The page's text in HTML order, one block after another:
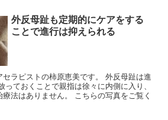
外反母趾も定期的にケアをする
ことで進行は抑えられる
セラピストの柿原恵美です。 外反母趾は進
っておくことで親指は徐々に内側に入り、
法はありません。 こちらの写真をご覧く